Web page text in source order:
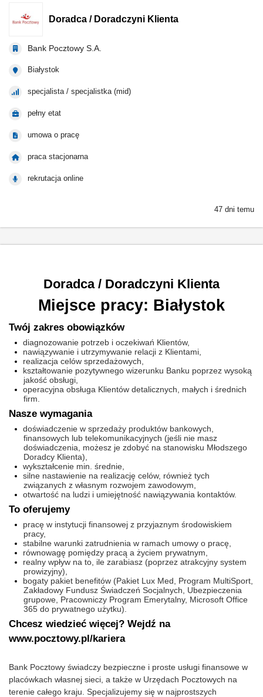
Doradca / Doradczyni Klienta
Bank Pocztowy S.A.
Białystok
specjalista / specjalistka (mid)
pełny etat
umowa o pracę
praca stacjonarna
rekrutacja online
47 dni temu
Doradca / Doradczyni Klienta
Miejsce pracy: Białystok
Twój zakres obowiązków
diagnozowanie potrzeb i oczekiwań Klientów,
nawiązywanie i utrzymywanie relacji z Klientami,
realizacja celów sprzedażowych,
kształtowanie pozytywnego wizerunku Banku poprzez wysoką
jakość obsługi,
operacyjna obsługa Klientów detalicznych, małych i średnich
firm.
Nasze wymagania
doświadczenie w sprzedaży produktów bankowych,
finansowych lub telekomunikacyjnych (jeśli nie masz
doświadczenia, możesz je zdobyć na stanowisku Młodszego
Doradcy Klienta),
wykształcenie min. średnie,
silne nastawienie na realizację celów, również tych
związanych z własnym rozwojem zawodowym,
otwartość na ludzi i umiejętność nawiązywania kontaktów.
To oferujemy
pracę w instytucji finansowej z przyjaznym środowiskiem
pracy,
stabilne warunki zatrudnienia w ramach umowy o pracę,
równowagę pomiędzy pracą a życiem prywatnym,
realny wpływ na to, ile zarabiasz (poprzez atrakcyjny system
prowizyjny),
bogaty pakiet benefitów (Pakiet Lux Med, Program MultiSport,
Zakładowy Fundusz Świadczeń Socjalnych, Ubezpieczenia
grupowe, Pracowniczy Program Emerytalny, Microsoft Office
365 do prywatnego użytku).
Chcesz wiedzieć więcej? Wejdź na
www.pocztowy.pl/kariera
Bank Pocztowy świadczy bezpieczne i proste usługi finansowe w
placówkach własnej sieci, a także w Urzędach Pocztowych na
terenie całego kraju. Specjalizujemy się w najprostszych